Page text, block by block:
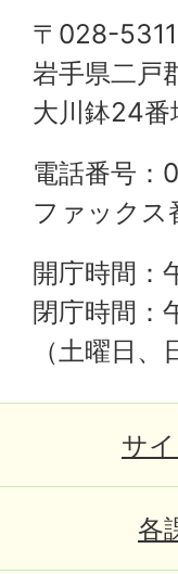
〒028-5311
岩手県二戸
大川鉢24番
電話番号：
ファック
開庁時間：
閉庁時間：
（土曜日
サ
各